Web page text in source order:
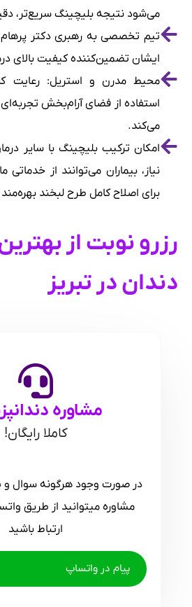
می‌شود نتیجه بلیچینگ سریع‌تر،
تیم تخصصی به رهبری دکتر
ایشان تضمین‌کننده کیفیت بالای
محیط مدرن و استریل: رعایت
استفاده از فضای آرام‌بخش تجربه‌ای
می‌کند.
امکان ترکیب بلیچینگ با سایر
نیاز، بیماران می‌توانند از خدماتی
برای اصلاح کامل طرح لبخند
رزرو نوبت از
دندان در تبریز
مشاوره
کاملا رایگان!
در صورت وجود هرگونه سوال و
مشاوره میتوانید از طریق
ارتباط باشید
پیام در واتساپ